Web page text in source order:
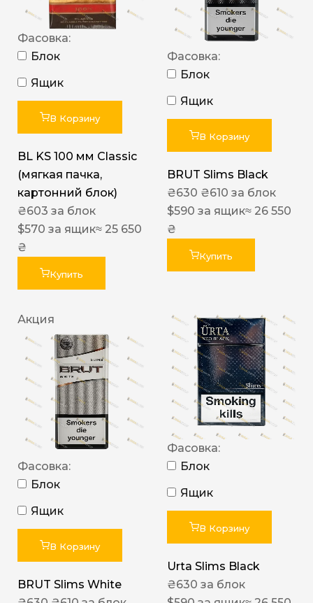
Фасовка:
Блок
Ящик
В Корзину
BL KS 100 мм Classic
(мягкая пачка,
картонний блок)
₴603 за блок
$570 за ящик≈ 25 650
₴
Купить
Фасовка:
Блок
Ящик
В Корзину
BRUT Slims Black
₴630 ₴610 за блок
$590 за ящик≈ 26 550
₴
Купить
Акция
Фасовка:
Блок
Ящик
В Корзину
BRUT Slims White
Фасовка:
Блок
Ящик
В Корзину
Urta Slims Black
₴630 за блок